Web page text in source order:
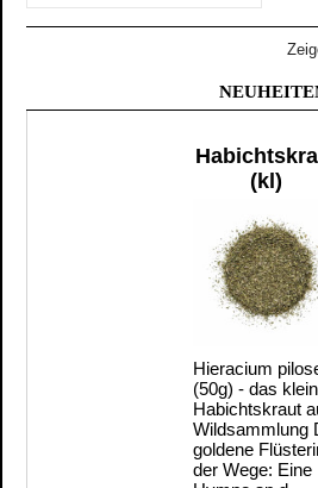
(kl)
Hieracium
(50g) - das
Habichtskraut
Wildsammlung
goldene
der Wege: Eine